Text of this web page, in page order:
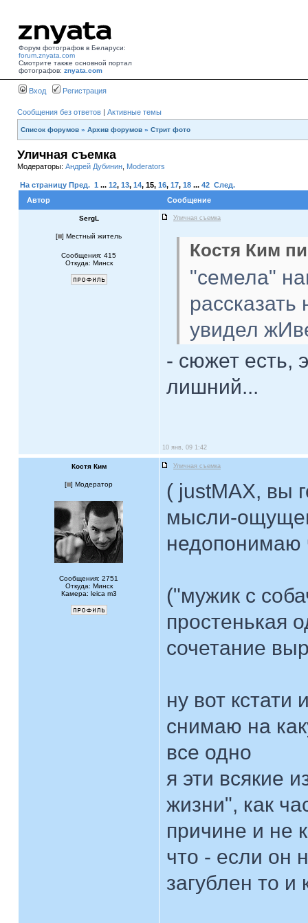
Форум фотографов в Беларуси:
forum.znyata.com
Смотрите также основной портал
фотографов: znyata.com
Вход Регистрация
Сообщения без ответов | Активные темы
Список форумов » Архив форумов » Стрит фото
Уличная съемка
Модераторы: Андрей Дубинин Moderators
На страницу Пред. 1 ... 12, 13, 14, 15, 16, 17, 18 ... 42 След.
Автор
Сообщение
SergL Уличная съемка
[ ] Местный житель
Сообщения: 415
Откуда: Минск
Костя Ким
"семела"
рассказать
увидел
- сюжет есть,
лишний...
10 янв, 09 1:42
Костя Ким Уличная съемка
[ ] Модератор
Сообщения: 2751
Откуда: Минск
Камера: leica m3
( justMAX, вы
мысли-
недопонимаю
("мужик с
простенькая
сочетание
ну вот
снимаю на
все одно
я эти всякие
жизни", как
причине и не
что - если он
загублен то и